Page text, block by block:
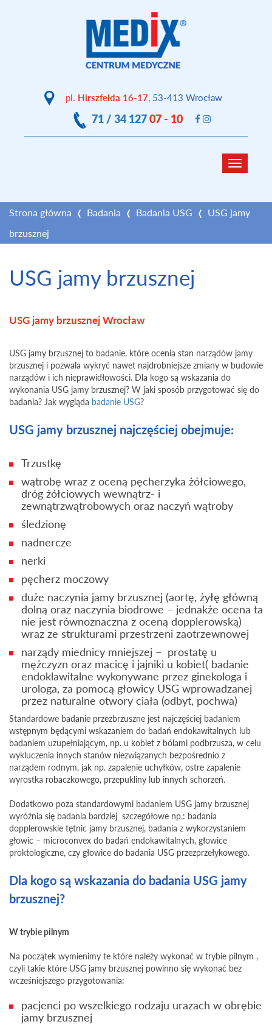
pl. Hirszfelda 16-17, 53-413 Wrocław
71 / 34 12707 - 10
Toggle
Strona główna Badania Badania USG
USG jamy
brzusznej
USG jamy brzusznej
USG jamy brzusznej Wrocław
USG jamy brzusznej to badanie, które ocenia stan narządów jamy
brzusznej i pozwala wykryć nawet najdrobniejsze zmiany w budowie
narządów i ich nieprawidłowości. Dla kogo są wskazania do
wykonania USG jamy brzusznej? W jaki sposób przygotować się do
badania? Jak wygląda badanie USG?
USG jamy brzusznej najczęściej obejmuje:
Trzustkę
wątrobę wraz z oceną pęcherzyka żółciowego,
dróg żółciowych wewnątrz- i
zewnątrzwątrobowych oraz naczyń wątroby
śledzionę
nadnercze
nerki
pęcherz moczowy
duże naczynia jamy brzusznej (aortę, żyłę główną
dolną oraz naczynia biodrowe – jednakże ocena ta
nie jest równoznaczna z oceną dopplerowską)
wraz ze strukturami przestrzeni zaotrzewnowej
narządy miednicy mniejszej – prostatę u
mężczyzn oraz macicę i jajniki u kobiet( badanie
endoklawitalne wykonywane przez ginekologa i
urologa, za pomocą głowicy USG wprowadzanej
przez naturalne otwory ciała (odbyt, pochwa)
Standardowe badanie przezbrzuszne jest najczęściej badaniem
wstępnym będącymi wskazaniem do badań endokawitalnych lub
badaniem uzupełniającym, np. u kobiet z bólami podbrzusza, w celu
wykluczenia innych stanów niezwiązanych bezpośrednio z
narządem rodnym, jak np. zapalenie uchyłków, ostre zapalenie
wyrostka robaczkowego, przepukliny lub innych schorzeń.
Dodatkowo poza standardowymi badaniem USG jamy brzusznej
wyróżnia się badania bardziej szczegółowe np.: badania
dopplerowskie tętnic jamy brzusznej, badania z wykorzystaniem
głowic – microconvex do badań endokawitalnych, głowice
proktologiczne, czy głowice do badania USG przezprzełykowego.
Dla kogo są wskazania do badania USG jamy
brzusznej?
W trybie pilnym
Na początek wymienimy te które należy wykonać w trybie pilnym ,
czyli takie które USG jamy brzusznej powinno się wykonać bez
wcześniejszego przygotowania:
pacjenci po wszelkiego rodzaju urazach w obrębie
jamy brzusznej